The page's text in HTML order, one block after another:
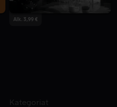
Alk. 3,99 €
Kategoriat